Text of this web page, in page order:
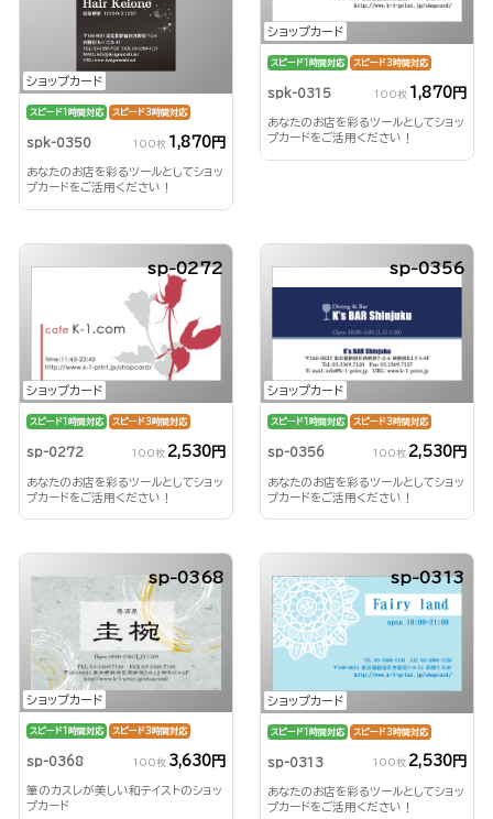
ショップカード
スピード1時間対応 スピード3時間対応
spk-0350 100枚 1,870円
あなたのお店を彩るツールとしてショッ
プカードをご活用ください！
ショップカード
スピード1時間対応 スピード3時間対応
spk-0315 100枚 1,870円
あなたのお店を彩るツールとしてショッ
プカードをご活用ください！
ショップカード
sp-0272
スピード1時間対応 スピード3時間対応
sp-0272 100枚 2,530円
あなたのお店を彩るツールとしてショッ
プカードをご活用ください！
ショップカード
sp-0356
スピード1時間対応 スピード3時間対応
sp-0356 100枚 2,530円
あなたのお店を彩るツールとしてショッ
プカードをご活用ください！
ショップカード
sp-0368
スピード1時間対応 スピード3時間対応
sp-0368 100枚 3,630円
筆のカスレが美しい和テイストのショッ
プカード
ショップカード
sp-0313
スピード1時間対応 スピード3時間対応
sp-0313 100枚 2,530円
あなたのお店を彩るツールとしてショッ
プカードをご活用ください！